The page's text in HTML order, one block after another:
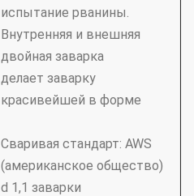
испытание рванины.
Внутренняя и внешняя
двойная заварка
делает заварку
красивейшей в форме
Сваривая стандарт: AWS
(американское общество)
d 1,1 заварки